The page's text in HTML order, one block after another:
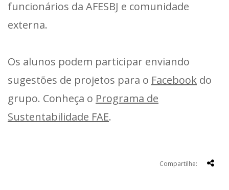
funcionários da AFESBJ e comunidade
externa.
Os alunos podem participar enviando
sugestões de projetos para o Facebook do
grupo. Conheça o Programa de
Sustentabilidade FAE.
Compartilhe: